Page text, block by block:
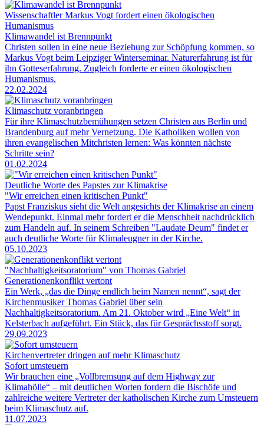
Wissenschaftler Markus Vogt fordert einen ökologischen
Humanismus
Klimawandel ist Brennpunkt
Christen sollen in eine neue Beziehung zur Schöpfung kommen, so
Markus Vogt beim Leipziger Winterseminar. Naturerfahrung ist für
ihn Gotteserfahrung. Zugleich forderte er einen ökologischen
Humanismus.
22.02.2024
Klimaschutz voranbringen
Für ihre Klimaschutzbemühungen setzen Christen aus Berlin und
Brandenburg auf mehr Vernetzung. Die Katholiken wollen von
ihren evangelischen Mitchristen lernen: Was könnten nächste
Schritte sein?
01.02.2024
Deutliche Worte des Papstes zur Klimakrise
"Wir erreichen einen kritischen Punkt"
Papst Franziskus sieht die Welt angesichts der Klimakrise an einem
Wendepunkt. Einmal mehr fordert er die Menschheit nachdrücklich
zum Handeln auf. In seinem Schreiben "Laudate Deum" findet er
auch deutliche Worte für Klimaleugner in der Kirche.
05.10.2023
"Nachhaltigkeitsoratorium" von Thomas Gabriel
Generationenkonflikt vertont
Ein Werk, „das die Dinge endlich beim Namen nennt“, sagt der
Kirchenmusiker Thomas Gabriel über sein
Nachhaltigkeitsoratorium. Am 21. Oktober wird „Eine Welt“ in
Kelsterbach aufgeführt. Ein Stück, das für Gesprächsstoff sorgt.
29.09.2023
Kirchenvertreter dringen auf mehr Klimaschutz
Sofort umsteuern
Wir brauchen eine „Vollbremsung auf dem Highway zur
Klimahölle“ – mit deutlichen Worten fordern die Bischöfe und
zahlreiche weitere Vertreter der katholischen Kirche zum Umsteuern
beim Klimaschutz auf.
11.07.2023